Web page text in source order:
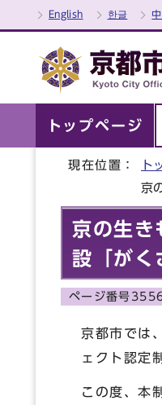
English 한글
トップページ
現在位置： ト
京
京の生き
設「がく
ページ番号
京都市では
ェクト認定
この度、本